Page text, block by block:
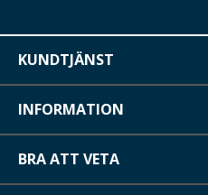
KUNDTJÄNST
INFORMATION
BRA ATT VETA